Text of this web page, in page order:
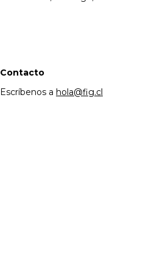
Contacto
Escríbenos a hola@fig.cl